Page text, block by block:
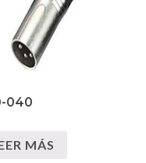
040
MÁS